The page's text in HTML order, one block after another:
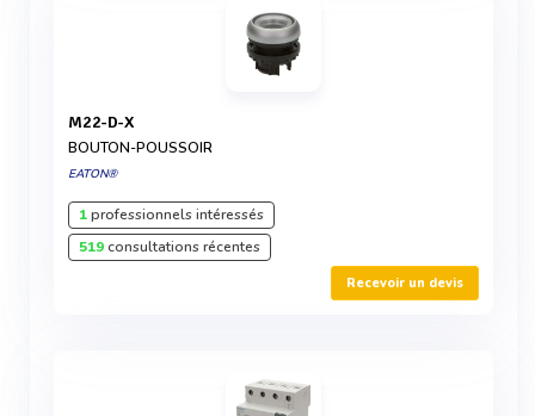
M22-D-X
BOUTON-POUSSOIR
EATON®
1professionnels intéressés
519consultations récentes
Recevoir un devis